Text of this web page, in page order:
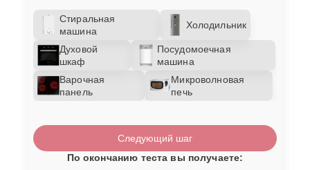
Стиральная
машина
Холодильник
Духовой
шкаф
Посудомоечная
машина
Варочная
панель
Микроволновая
печь
Следующий шаг
По окончанию теста вы получаете: